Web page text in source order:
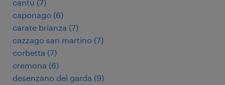
cantù (7)
caponago (6)
carate brianza (7)
cazzago san martino (7)
corbetta (7)
cremona (6)
desenzano del garda (9)